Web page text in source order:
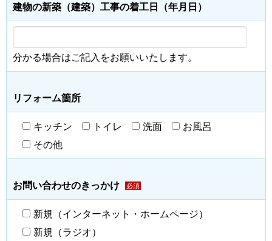
建物の新築（建築）工事の着工日（年月日）
分かる場合はご記入をお願いいたします。
リフォーム箇所
キッチン トイレ 洗面
お風呂
その他
お問い合わせのきっかけ 必須
新規（インターネット・ホームページ）
新規（ラジオ）